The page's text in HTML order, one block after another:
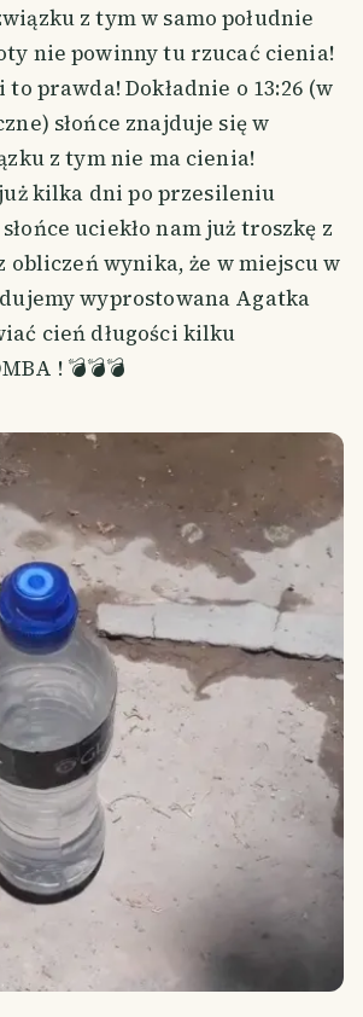
z tym w samo południe
nie powinny tu rzucać cienia!
prawda! Dokładnie o 13:26 (w
słońce znajduje się w
z tym nie ma cienia!
kilka dni po przesileniu
uciekło nam już troszkę z
obliczeń wynika, że w miejscu w
wyprostowana Agatka
cień długości kilku
! 💣💣💣